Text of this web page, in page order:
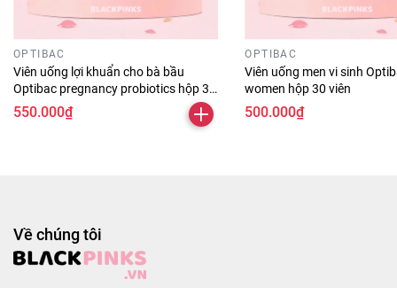
* Hướng dẫn sử dụng:
- Cách sử dụng:
+ Chuyển đổi giữa chế độ xe chòi chân và scooter bằng
cách tháo lắp các bộ phận theo hướng dẫn.
+ Điều chỉnh độ cao của yên xe và tay lái sao cho phù hợp
+ Vệ sinh xe định kỳ bằng khăn ẩm và kiểm tra các bộ
phận để đảm bảo luôn trong tình trạng hoạt động tốt nhất.
OPTIBAC
Viên uống lợi khuẩn cho bà bầu
Optibac pregnancy probiotics hộp 30
viên
550.000₫
OPTIBAC
Viên uống men vi sinh
women hộp 30 viên
500.000₫
Về chúng tôi